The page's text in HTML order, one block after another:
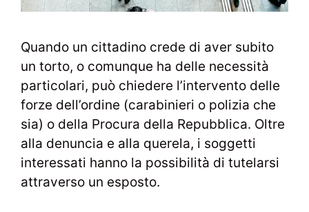
Quando un cittadino crede di aver subito
un torto, o comunque ha delle necessità
particolari, può chiedere l’intervento delle
forze dell’ordine (carabinieri o polizia che
sia) o della Procura della Repubblica. Oltre
alla denuncia e alla querela, i soggetti
interessati hanno la possibilità di tutelarsi
attraverso un esposto.